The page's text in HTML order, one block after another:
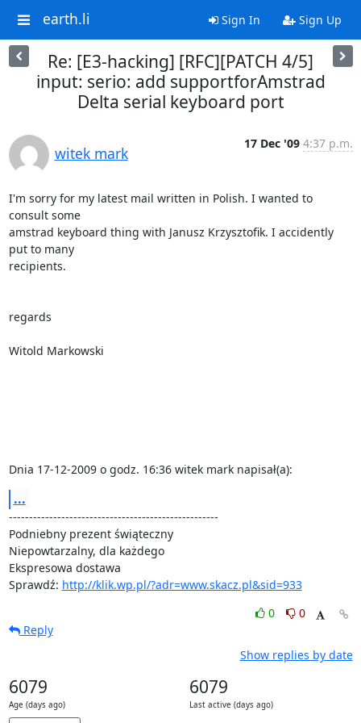
earth.li Sign In Sign Up
Re: [E3-hacking] [RFC][PATCH 4/5]
input: serio: add supportforAmstrad
Delta serial keyboard port
witek mark
17 Dec '09 4:37 p.m.
I'm sorry for my latest mail written in Polish. I wanted to
consult some
amstrad keyboard thing with Janusz Krzysztofik. I accidently
put to many
recipients.
regards
Witold Markowski
Dnia 17-12-2009 o godz. 16:36 witek mark napisał(a):
...
----------------------------------------------------
Podniebny prezent świąteczny
Niepowtarzalny, dla każdego
Ekspresowa dostawa
Sprawdź: http://klik.wp.pl/?adr=www.skacz.pl&sid=933
0
0
Reply
Show replies by date
6079
Age (days ago)
6079
Last active (days ago)